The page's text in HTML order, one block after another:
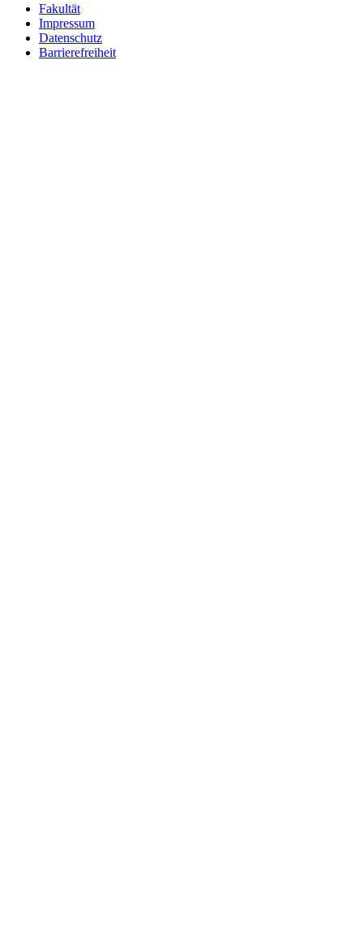
Fakultät
Impressum
Datenschutz
Barrierefreiheit